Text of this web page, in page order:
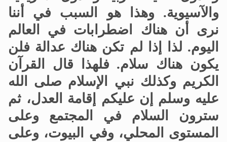
والآسيوية. وهذا هو السبب في أننا
نرى أن هناك اضطرابات في العالم
اليوم. لذا إذا لم تكن هناك عدالة فلن
يكون هناك سلام. فلهذا قال القرآن
الكريم وكذلك نبي الإسلام صلى الله
عليه وسلم إن عليكم إقامة العدل، ثم
سترون السلام في المجتمع وعلى
المستوى المحلي، وفي البيوت، وعلى